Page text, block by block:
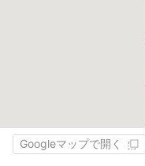
Googleマップで開く